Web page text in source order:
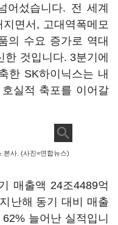
어섰습니다. 전 세계
면서, 고대역폭메모
의 수요 증가로 역대
것입니다. 3분기에
한 SK하이닉스는 내
실적 축포를 이어갈
본사. (사진=연합뉴스)
매출액 24조4489억
난해 동기 대비 매출
늘어난 실적입니